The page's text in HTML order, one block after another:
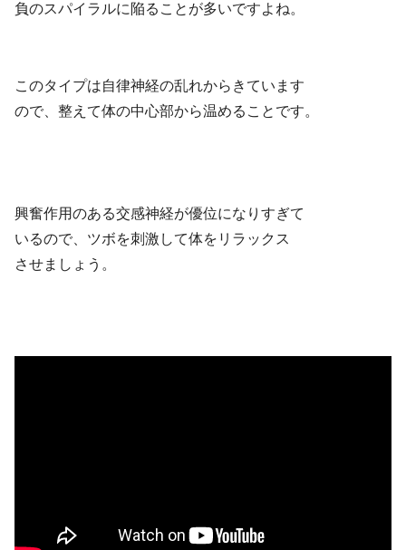
負のスパイラルに陥ることが多いですよね。
このタイプは自律神経の乱れからきています
ので、整えて体の中心部から温めることです。
興奮作用のある交感神経が優位になりすぎて
いるので、ツボを刺激して体をリラックス
させましょう。